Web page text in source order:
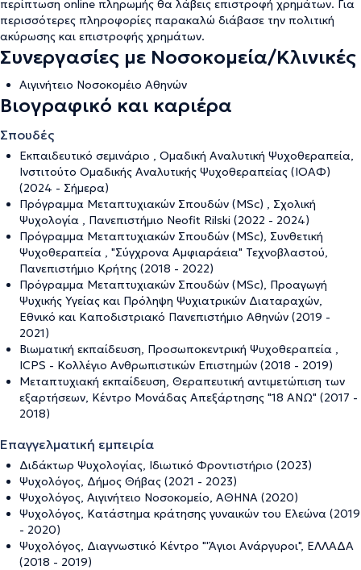
περίπτωση online πληρωμής θα λάβεις επιστροφή χρημάτων. Για
περισσότερες πληροφορίες παρακαλώ διάβασε την πολιτική
ακύρωσης και επιστροφής χρημάτων.
Συνεργασίες με Νοσοκομεία/Κλινικές
Αιγινήτειο Νοσοκομέιο Αθηνών
Βιογραφικό και καριέρα
Σπουδές
Εκπαιδευτικό σεμινάριο , Ομαδική Αναλυτική Ψυχοθεραπεία,
Ινστιτούτο Ομαδικής Αναλυτικής Ψυχοθεραπείας (ΙΟΑΦ)
(2024 - Σήμερα)
Πρόγραμμα Μεταπτυχιακών Σπουδών (ΜSc) , Σχολική
Ψυχολογία , Πανεπιστήμιο Neofit Rilski (2022 - 2024)
Πρόγραμμα Μεταπτυχιακών Σπουδών (ΜSc), Συνθετική
Ψυχοθεραπεία , "Σύγχρονα Αμφιαράεια" Τεχνοβλαστού,
Πανεπιστήμιο Κρήτης (2018 - 2022)
Πρόγραμμα Μεταπτυχιακών Σπουδών (MSc), Προαγωγή
Ψυχικής Υγείας και Πρόληψη Ψυχιατρικών Διαταραχών,
Εθνικό και Καποδιστριακό Πανεπιστήμιο Αθηνών (2019 -
2021)
Βιωματική εκπαίδευση, Προσωποκεντρική Ψυχοθεραπεία ,
ICPS - Κολλέγιο Ανθρωπιστικών Επιστημών (2018 - 2019)
Μεταπτυχιακή εκπαίδευση, Θεραπευτική αντιμετώπιση των
εξαρτήσεων, Κέντρο Μονάδας Απεξάρτησης "18 ΑΝΩ" (2017 -
2018)
Επαγγελματική εμπειρία
Διδάκτωρ Ψυχολογίας, Ιδιωτικό Φροντιστήριο (2023)
Ψυχολόγος, Δήμος Θήβας (2021 - 2023)
Ψυχολόγος, Αιγινήτειο Νοσοκομείο, ΑΘΗΝΑ (2020)
Ψυχολόγος, Κατάστημα κράτησης γυναικών του Ελεώνα (2019
- 2020)
Ψυχολόγος, Διαγνωστικό Κέντρο "'Άγιοι Ανάργυροι", ΕΛΛΑΔΑ
(2018 - 2019)